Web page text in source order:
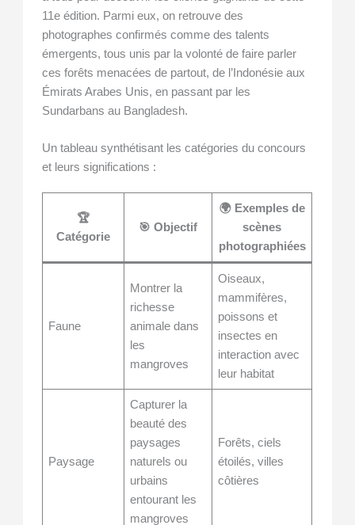
11e édition. Parmi eux, on retrouve des
photographes confirmés comme des talents
émergents, tous unis par la volonté de faire parler
ces forêts menacées de partout, de l’Indonésie aux
Émirats Arabes Unis, en passant par les
Sundarbans au Bangladesh.
Un tableau synthétisant les catégories du concours
et leurs significations :
🏆
Catégorie
🎯 Objectif
🌍 Exemples de
scènes
photographiées
Faune
Montrer la
richesse
animale dans
les
mangroves
Oiseaux,
mammifères,
poissons et
insectes en
interaction avec
leur habitat
Paysage
Capturer la
beauté des
paysages
naturels ou
urbains
entourant les
mangroves
Forêts, ciels
étoilés, villes
côtières